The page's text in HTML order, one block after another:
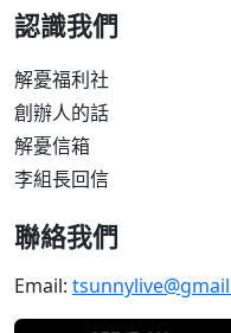
認識我們
解憂福利社
創辦人的話
解憂信箱
李組長回信
聯絡我們
Email: